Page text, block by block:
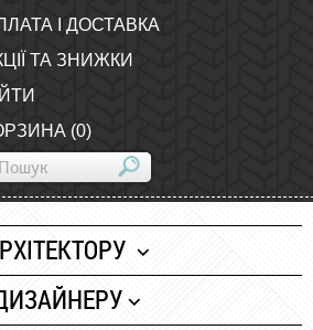
І ДОСТАВКА
ТА ЗНИЖКИ
(0)
Папір